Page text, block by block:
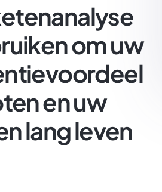
om uw
en uw
lang leven